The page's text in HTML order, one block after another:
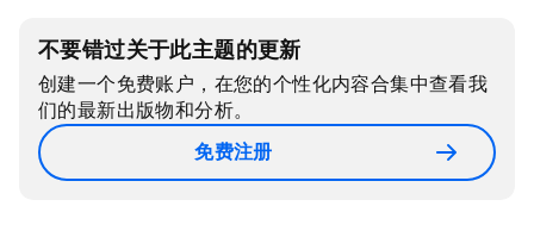
不要错过关于此主题的更新
创建一个免费账户，在您的个性化内容合集中查看我
们的最新出版物和分析。
免费注册